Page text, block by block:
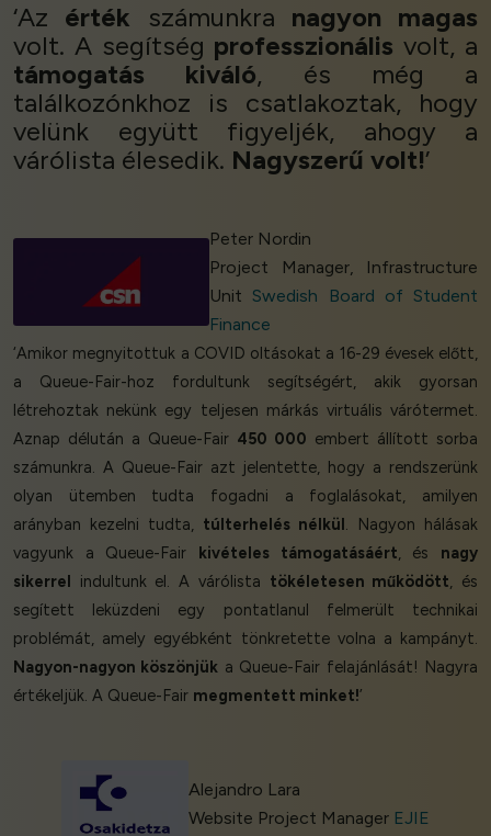
‘Az érték számunkra nagyon magas
volt. A segítség professzionális volt, a
támogatás
kiváló, és még a
találkozónkhoz is csatlakoztak, hogy
velünk együtt figyeljék, ahogy a
várólista élesedik. Nagyszerű volt!’
Peter Nordin
Project Manager, Infrastructure
Unit Swedish Board of Student
Finance
‘Amikor megnyitottuk a COVID oltásokat a 16-29 évesek előtt,
a Queue-Fair-hoz fordultunk segítségért, akik gyorsan
létrehoztak nekünk egy teljesen márkás virtuális várótermet.
Aznap délután a Queue-Fair 450 000 embert állított sorba
számunkra. A Queue-Fair azt jelentette, hogy a rendszerünk
olyan ütemben tudta fogadni a foglalásokat, amilyen
arányban kezelni tudta, túlterhelés nélkül . Nagyon hálásak
vagyunk a Queue-Fair
kivételes támogatásáért, és nagy
sikerrel
indultunk el. A várólista tökéletesen működött, és
segített leküzdeni egy pontatlanul felmerült technikai
problémát, amely egyébként tönkretette volna a kampányt.
Nagyon-nagyon köszönjük a Queue-Fair felajánlását! Nagyra
értékeljük. A Queue-Fair megmentett minket!’
Alejandro Lara
Website Project Manager EJIE